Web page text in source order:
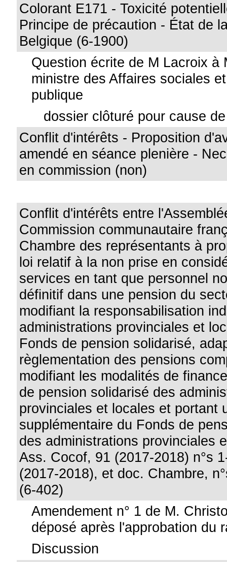
Colorant E171 - Toxicité
Principe de précaution - État de
Belgique (6-1900)
Question écrite de M Lacroix à
ministre des Affaires sociales
publique
dossier clôturé pour cause
Conflit d'intérêts - Proposition
amendé en séance plenière -
en commission (non)
Conflit d'intérêts entre
Commission communautaire
Chambre des représentants à
loi relatif à la non prise en
services en tant que personnel
définitif dans une pension du
modifiant la responsabilisation
administrations provinciales et
Fonds de pension solidarisé,
règlementation des pensions
modifiant les modalités de
de pension solidarisé des
provinciales et locales et portant
supplémentaire du Fonds de
des administrations provinciales
Ass. Cocof, 91 (2017-2018) n°s
(2017-2018), et doc. Chambre,
(6-402)
Amendement n° 1 de M.
déposé après l'approbation du
Discussion